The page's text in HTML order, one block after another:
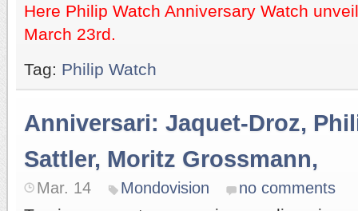
Here Philip Watch Anniversary Watch
March 23rd.
Tag: Philip Watch
Anniversari: Jaquet-Droz,
Sattler, Moritz Grossmann,
Mar. 14 Mondovision no comments